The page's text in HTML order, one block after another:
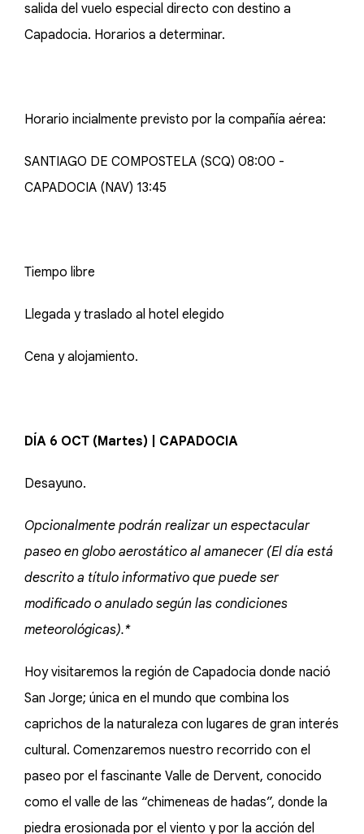
salida del vuelo especial directo con destino a
Capadocia. Horarios a determinar.
Horario incialmente previsto por la compañía aérea:
SANTIAGO DE COMPOSTELA (SCQ) 08:00 -
CAPADOCIA (NAV) 13:45
Tiempo libre
Llegada y traslado al hotel elegido
Cena y alojamiento.
DÍA 6 OCT (Martes) | CAPADOCIA
Desayuno.
Opcionalmente podrán realizar un espectacular
paseo en globo aerostático al amanecer (El día está
descrito a título informativo que puede ser
modificado o anulado según las condiciones
meteorológicas).*
Hoy visitaremos la región de Capadocia donde nació
San Jorge; única en el mundo que combina los
caprichos de la naturaleza con lugares de gran interés
cultural. Comenzaremos nuestro recorrido con el
paseo por el fascinante Valle de Dervent, conocido
como el valle de las “chimeneas de hadas”, donde la
piedra erosionada por el viento y por la acción del